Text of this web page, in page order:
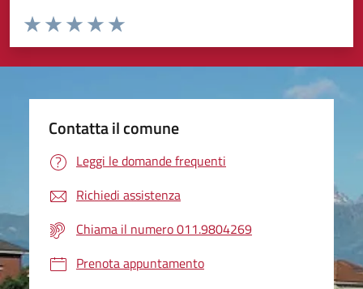
Valuta da 1 a 5 stelle la pagina
Valuta 5 stelle su 5
Valuta 4 stelle su 5
Valuta 3 stelle su 5
Valuta 2 stelle su 5
Valuta 1 stelle su 5
Contatta il comune
Leggi le domande frequenti
Richiedi assistenza
Chiama il numero 011.9804269
Prenota appuntamento